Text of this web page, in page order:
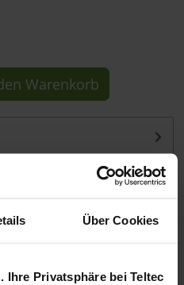
Über Cookies
Ihre Privatsphäre bei Teltec
Warenkorb
in...